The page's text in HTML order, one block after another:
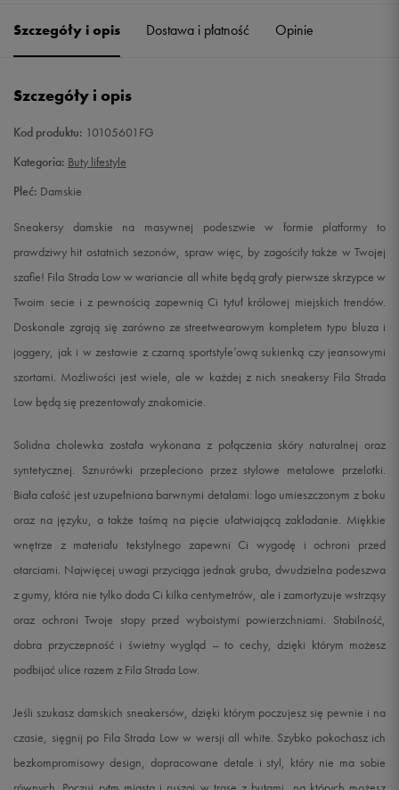
39 25 cm
41 26,5 cm Powiadom o dostępności
Szczegóły i opis Dostawa i płatność Opinie
Szczegóły i opis
Kod produktu: 10105601FG
Kategoria: Buty lifestyle
Płeć: Damskie
Sneakersy damskie na masywnej podeszwie w formie platformy to
prawdziwy hit ostatnich sezonów, spraw więc, by zagościły także w Twojej
szafie! Fila Strada Low w wariancie all white będą grały pierwsze skrzypce w
Twoim secie i z pewnością zapewnią Ci tytuł królowej miejskich trendów.
Doskonale zgrają się zarówno ze streetwearowym kompletem typu bluza i
joggery, jak i w zestawie z czarną sportstyle’ową sukienką czy jeansowymi
szortami. Możliwości jest wiele, ale w każdej z nich sneakersy Fila Strada
Low będą się prezentowały znakomicie.
Solidna cholewka została wykonana z połączenia skóry naturalnej oraz
syntetycznej. Sznurówki przepleciono przez stylowe metalowe przelotki.
Biała całość jest uzupełniona barwnymi detalami: logo umieszczonym z boku
oraz na języku, a także taśmą na pięcie ułatwiającą zakładanie. Miękkie
wnętrze z materiału tekstylnego zapewni Ci wygodę i ochroni przed
otarciami. Najwięcej uwagi przyciąga jednak gruba, dwudzielna podeszwa
z gumy, która nie tylko doda Ci kilka centymetrów, ale i zamortyzuje wstrząsy
oraz ochroni Twoje stopy przed wyboistymi powierzchniami. Stabilność,
dobra przyczepność i świetny wygląd – to cechy, dzięki którym możesz
podbijać ulice razem z Fila Strada Low.
Jeśli szukasz damskich sneakersów, dzięki którym poczujesz się pewnie i na
czasie, sięgnij po Fila Strada Low w wersji all white. Szybko pokochasz ich
bezkompromisowy design, dopracowane detale i styl, który nie ma sobie